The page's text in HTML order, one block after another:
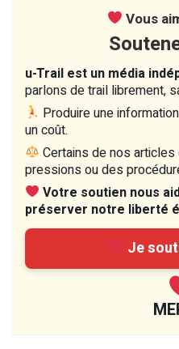
Vous
u-Trail est un média
parlons de trail librement,
Produire une
un coût.
Certains de nos
pressions ou des
Votre soutien nous
préserver notre liberté
Je